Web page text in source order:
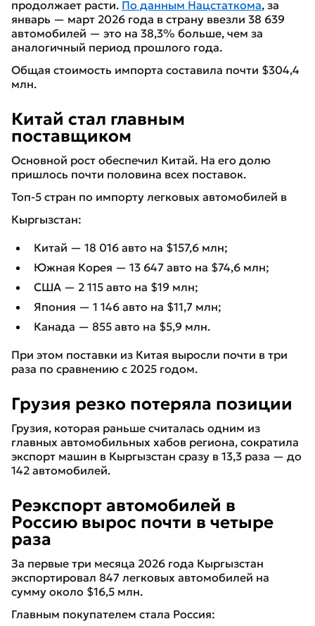
продолжает расти. По данным Нацстаткома, за
январь — март 2026 года в страну ввезли 38 639
автомобилей — это на 38,3% больше, чем за
аналогичный период прошлого года.
Общая стоимость импорта составила почти $304,4
млн.
Китай стал главным
поставщиком
Основной рост обеспечил Китай. На его долю
пришлось почти половина всех поставок.
Топ-5 стран по импорту легковых автомобилей в
Кыргызстан:
Китай — 18 016 авто на $157,6 млн;
Южная Корея — 13 647 авто на $74,6 млн;
США — 2 115 авто на $19 млн;
Япония — 1 146 авто на $11,7 млн;
Канада — 855 авто на $5,9 млн.
При этом поставки из Китая выросли почти в три
раза по сравнению с 2025 годом.
Грузия резко потеряла позиции
Грузия, которая раньше считалась одним из
главных автомобильных хабов региона, сократила
экспорт машин в Кыргызстан сразу в 13,3 раза — до
142 автомобилей.
Реэкспорт автомобилей в
Россию вырос почти в четыре
раза
За первые три месяца 2026 года Кыргызстан
экспортировал 847 легковых автомобилей на
сумму около $16,5 млн.
Главным покупателем стала Россия: